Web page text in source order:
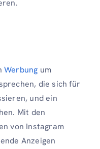
Werbung um
die sich für
und ein
Mit den
von Instagram
Anzeigen